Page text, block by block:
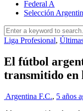
Federal A
Selección
Liga Profesional,
El fútbol
transmitido en
Argentina F.C., 5 años